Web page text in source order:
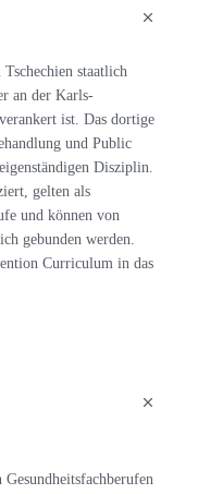
staatlich
an der Karls-
ist. Das dortige
und Public
Disziplin.
gelten als
und können von
gebunden werden.
Curriculum in das